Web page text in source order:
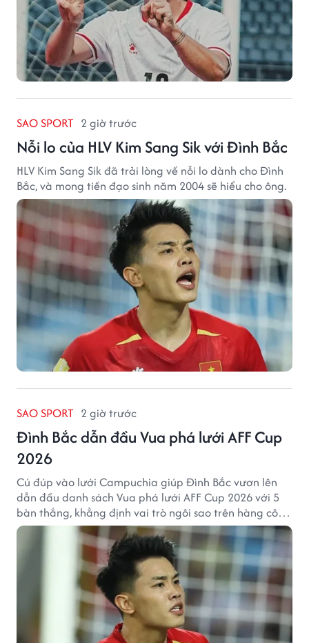
SAO SPORT 2 giờ trước
Nỗi lo của HLV Kim Sang Sik với Đình Bắc
HLV Kim Sang Sik đã trải lòng về nỗi lo dành cho Đình
Bắc, và mong tiền đạo sinh năm 2004 sẽ hiểu cho ông.
SAO SPORT 2 giờ trước
Đình Bắc dẫn đầu Vua phá lưới AFF Cup
2026
Cú đúp vào lưới Campuchia giúp Đình Bắc vươn lên
dẫn đầu danh sách Vua phá lưới AFF Cup 2026 với 5
bàn thắng, khẳng định vai trò ngôi sao trên hàng công
tuyển Việt Nam.